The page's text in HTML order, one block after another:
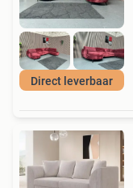
Direct leverbaar